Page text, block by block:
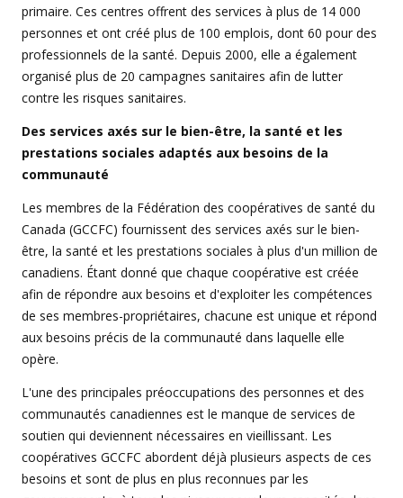
primaire. Ces centres offrent des services à plus de 14 000
personnes et ont créé plus de 100 emplois, dont 60 pour des
professionnels de la santé. Depuis 2000, elle a également
organisé plus de 20 campagnes sanitaires afin de lutter
contre les risques sanitaires.
Des services axés sur le bien-être, la santé et les
prestations sociales adaptés aux besoins de la
communauté
Les membres de la Fédération des coopératives de santé du
Canada (GCCFC) fournissent des services axés sur le bien-
être, la santé et les prestations sociales à plus d'un million de
canadiens. Étant donné que chaque coopérative est créée
afin de répondre aux besoins et d'exploiter les compétences
de ses membres-propriétaires, chacune est unique et répond
aux besoins précis de la communauté dans laquelle elle
opère.
L'une des principales préoccupations des personnes et des
communautés canadiennes est le manque de services de
soutien qui deviennent nécessaires en vieillissant. Les
coopératives GCCFC abordent déjà plusieurs aspects de ces
besoins et sont de plus en plus reconnues par les